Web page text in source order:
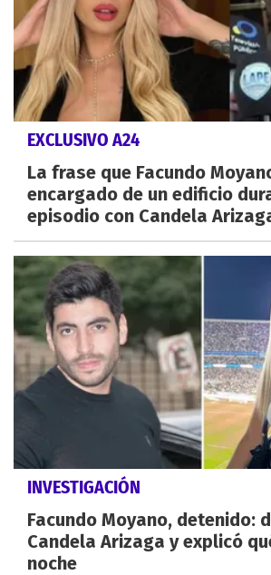
EXCLUSIVO A24
La frase que Facundo
encargado de un edificio
episodio con Candela
INVESTIGACIÓN
Facundo Moyano, detenido:
Candela Arizaga y explicó
noche